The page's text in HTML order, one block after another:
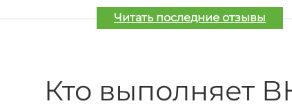
Читать последние отзывы
Кто выполняет